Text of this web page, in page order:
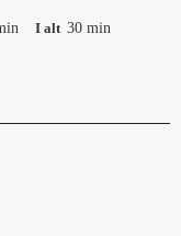
I alt 30 min